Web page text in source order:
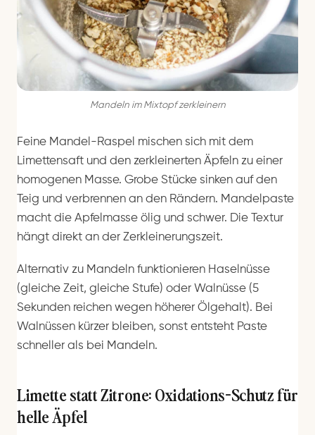
Mandeln im Mixtopf zerkleinern
Feine Mandel-Raspel mischen sich mit dem
Limettensaft und den zerkleinerten Äpfeln zu einer
homogenen Masse. Grobe Stücke sinken auf den
Teig und verbrennen an den Rändern. Mandelpaste
macht die Apfelmasse ölig und schwer. Die Textur
hängt direkt an der Zerkleinerungszeit.
Alternativ zu Mandeln funktionieren Haselnüsse
(gleiche Zeit, gleiche Stufe) oder Walnüsse (5
Sekunden reichen wegen höherer Ölgehalt). Bei
Walnüssen kürzer bleiben, sonst entsteht Paste
schneller als bei Mandeln.
Limette statt Zitrone: Oxidations-Schutz für
helle Äpfel